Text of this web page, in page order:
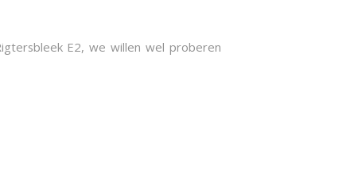
E2, we willen wel proberen